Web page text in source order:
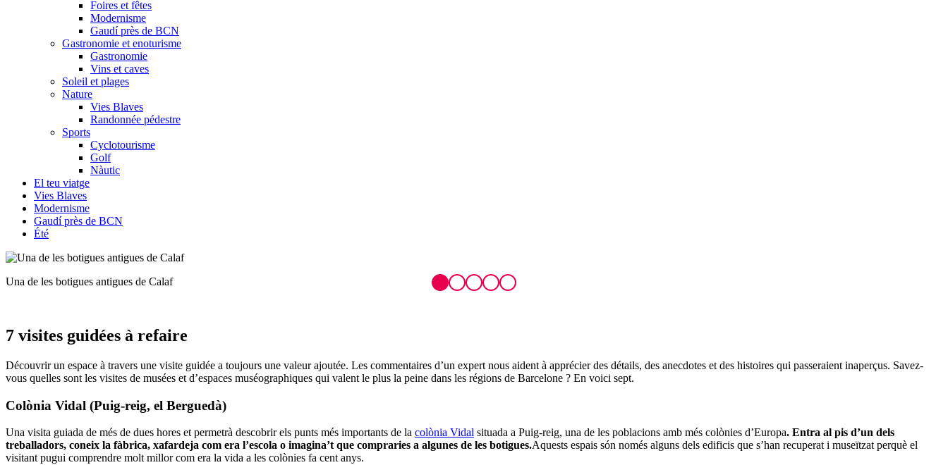
Foires et fêtes
Modernisme
Gaudí près de BCN
Gastronomie et enoturisme
Gastronomie
Vins et caves
Soleil et plages
Nature
Vies Blaves
Randonnée pédestre
Sports
Cyclotourisme
Golf
Nàutic
El teu viatge
Vies Blaves
Modernisme
Gaudí près de BCN
Été
Els forns exteriors de la Rajoleta
7 visites guidées à refaire
Découvrir un espace à travers une visite guidée a toujours une valeur ajoutée. Les commentaires d’un expert nous aident à apprécier des détails, des anecdotes et des histoires qui passeraient inaperçus. Savez-
vous quelles sont les visites de musées et d’espaces muséographiques qui valent le plus la peine dans les régions de Barcelone ? En voici sept.
Colònia Vidal (Puig-reig, el Berguedà)
Una visita guiada de més de dues hores et permetrà descobrir els punts més importants de la colònia Vidal situada a Puig-reig, una de les poblacions amb més colònies d’Europa. Entra al pis d’un dels
treballadors, coneix la fàbrica, xafardeja com era l’escola o imagina’t que compraries a algunes de les botigues.Aquests espais són només alguns dels edificis que s’han recuperat i museïtzat perquè el
visitant pugui comprendre molt millor com era la vida a les colònies fa cent anys.